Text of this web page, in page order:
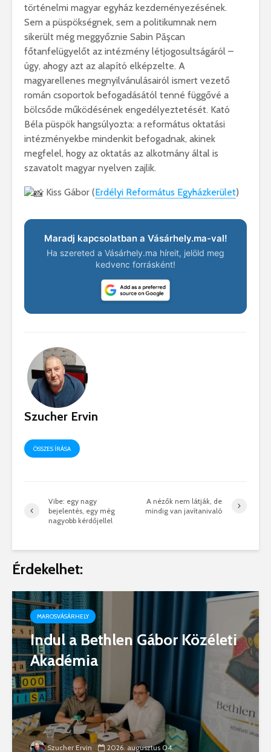
történelmi magyar egyház kezdeményezésének.
Sem a püspökségnek, sem a politikumnak nem
sikerült még meggyőznie Sabin Păşcan
főtanfelügyelőt az intézmény létjogosultságáról –
úgy, ahogy azt az alapító elképzelte. A
magyarellenes megnyilvánulásairól ismert vezető
román csoportok befogadásától tenné függővé a
bölcsőde működésének engedélyeztetését. Kató
Béla püspök hangsúlyozta: a református oktatási
intézményekbe mindenkit befogadnak, akinek
megfelel, hogy az oktatás az alkotmány által is
szavatolt magyar nyelven zajlik.
Kiss Gábor (Erdélyi Református Egyházkerület)
Maradj kapcsolatban a Vásárhely.ma-val!
Ha szereted a Vásárhely.ma híreit, jelöld meg
kedvenc forrásként!
Szucher Ervin
ÖSSZES ÍRÁSA
Vibe: egy nagy
bejelentés, egy még
nagyobb kérdőjellel
A nézők nem látják, de
mindig van javítanivaló
Érdekelhet:
MAROSVÁSÁRHELY
Indul a Bethlen Gábor Közéleti
Akadémia
Szucher Ervin 2026. augusztus 04.